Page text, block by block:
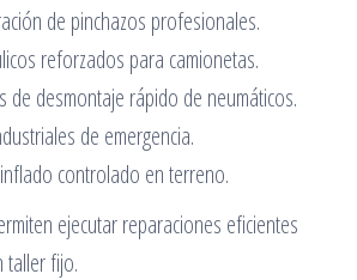
de pinchazos profesionales.
reforzados para camionetas.
de desmontaje rápido de neumáticos.
de emergencia.
controlado en terreno.
ejecutar reparaciones eficientes
taller fijo.